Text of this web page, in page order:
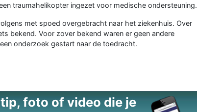
traumahelikopter ingezet voor medische ondersteuning.
met spoed overgebracht naar het ziekenhuis. Over
bekend. Voor zover bekend waren er geen andere
onderzoek gestart naar de toedracht.
foto of video die je